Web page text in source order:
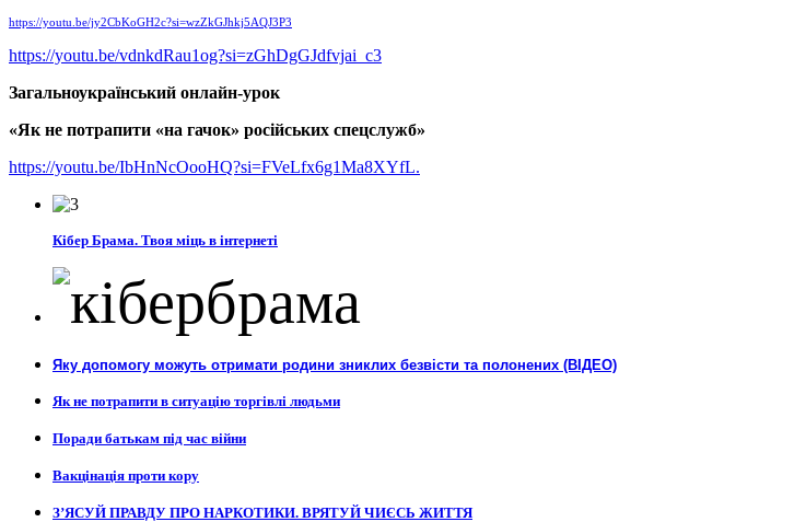
https://youtu.be/jy2CbKoGH2c?si=wzZkGJhkj5AQJ3P3
https://youtu.be/vdnkdRau1og?si=zGhDgGJdfvjai_c3
Загальноукраїнський онлайн-урок
«Як не потрапити «на гачок» російських спецслужб»
https://youtu.be/IbHnNcOooHQ?si=FVeLfx6g1Ma8XYfL.
Кібер Брама. Твоя міць в інтернеті
Яку допомогу можуть отримати родини зниклих безвісти та полонених (ВІДЕО)
Як не потрапити в ситуацію торгівлі людьми
Поради батькам під час війни
Вакцінація проти кору
З’ЯСУЙ ПРАВДУ ПРО НАРКОТИКИ. ВРЯТУЙ ЧИЄСЬ ЖИТТЯ